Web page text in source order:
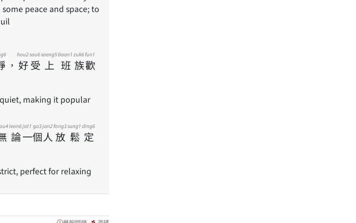
peace and space; to
， 好
hou2
受
sau6
上
soeng5
班
baan1
族
zuk6
歡
fun1
making it popular
論
leon6
一
jat1
個
go3
人
jan2
放
fong3
鬆
sung1
定
ding6
perfect for relaxing